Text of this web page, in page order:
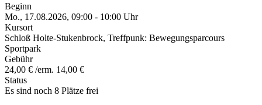
Beginn
Mo., 17.08.2026, 09:00 - 10:00 Uhr
Kursort
Schloß Holte-Stukenbrock, Treffpunk: Bewegungsparcours
Sportpark
Gebühr
24,00 € /erm. 14,00 €
Status
Es sind noch 8 Plätze frei